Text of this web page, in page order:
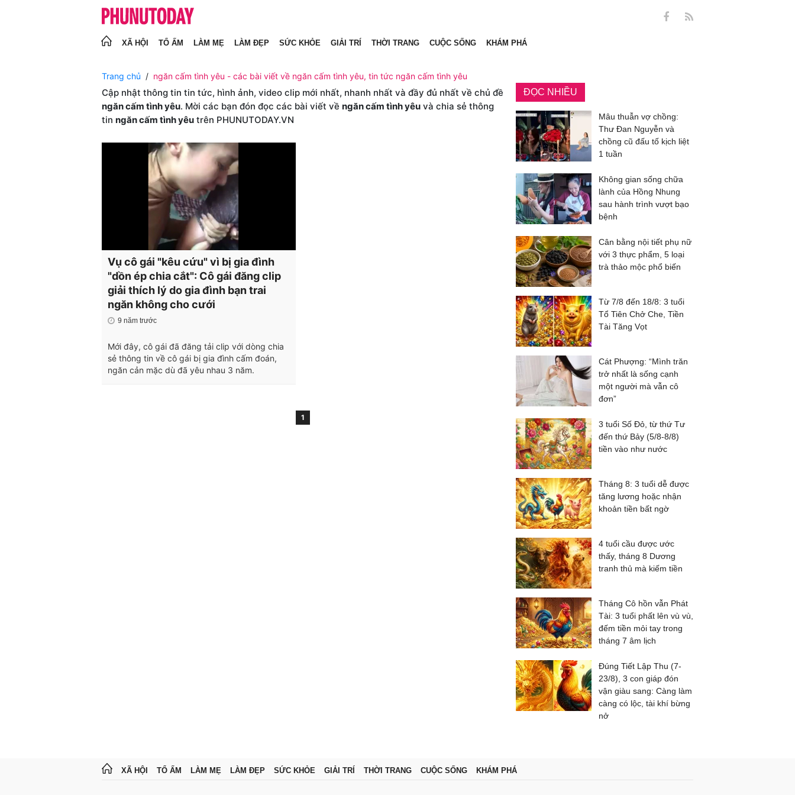
XÃ HỘI TỔ ẤM LÀM MẸ LÀM ĐẸP SỨC KHỎE GIẢI TRÍ THỜI TRANG CUỘC SỐNG KHÁM PHÁ
Trang chủ ngăn cấm tình yêu - các bài viết về ngăn cấm tình yêu, tin tức ngăn cấm tình yêu
Cập nhật thông tin tin tức, hình ảnh, video clip mới nhất, nhanh nhất và đầy đủ nhất về chủ đề
ngăn cấm tình yêu. Mời các bạn đón đọc các bài viết về ngăn cấm tình yêu và chia sẻ thông
tin ngăn cấm tình yêu trên PHUNUTODAY.VN
Vụ cô gái "kêu cứu" vì bị gia đình
"dồn ép chia cắt": Cô gái đăng clip
giải thích lý do gia đình bạn trai
ngăn không cho cưới
9 năm trước
Mới đây, cô gái đã đăng tải clip với dòng chia
sẻ thông tin về cô gái bị gia đình cấm đoán,
ngăn cản mặc dù đã yêu nhau 3 năm.
1
ĐỌC NHIỀU
Mâu thuẫn vợ chồng:
Thư Đan Nguyễn và
chồng cũ đấu tố kịch liệt
1 tuần
Không gian sống chữa
lành của Hồng Nhung
sau hành trình vượt bạo
bệnh
Cân bằng nội tiết phụ nữ
với 3 thực phẩm, 5 loại
trà thảo mộc phổ biến
Từ 7/8 đến 18/8: 3 tuổi
Tổ Tiên Chở Che, Tiền
Tài Tăng Vọt
Cát Phượng: “Mình trăn
trở nhất là sống cạnh
một người mà vẫn cô
đơn”
3 tuổi Số Đỏ, từ thứ Tư
đến thứ Bảy (5/8-8/8)
tiền vào như nước
Tháng 8: 3 tuổi dễ được
tăng lương hoặc nhận
khoản tiền bất ngờ
4 tuổi cầu được ước
thấy, tháng 8 Dương
tranh thủ mà kiếm tiền
Tháng Cô hồn vẫn Phát
Tài: 3 tuổi phất lên vù vù,
đếm tiền mỏi tay trong
tháng 7 âm lịch
Đúng Tiết Lập Thu (7-
23/8), 3 con giáp đón
vận giàu sang: Càng làm
càng có lộc, tài khí bừng
nở
XÃ HỘI TỔ ẤM LÀM MẸ LÀM ĐẸP SỨC KHỎE GIẢI TRÍ THỜI TRANG CUỘC SỐNG KHÁM PHÁ